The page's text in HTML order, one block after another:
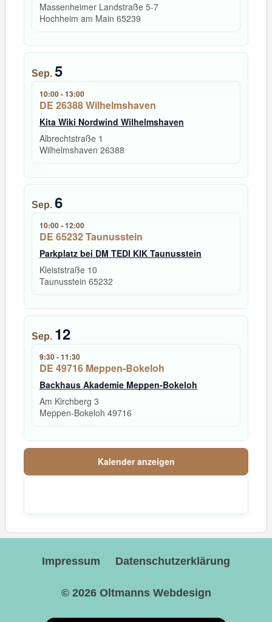
Massenheimer Landstraße 5-7
Hochheim am Main 65239
Sep. 5
10:00-13:00
DE 26388 Wilhelmshaven
Kita Wiki Nordwind Wilhelmshaven
Albrechtstraße 1
Wilhelmshaven 26388
Sep. 6
10:00-12:00
DE 65232 Taunusstein
Parkplatz bei DM TEDI KIK Taunusstein
Kleiststraße 10
Taunusstein 65232
Sep. 12
9:30-11:30
DE 49716 Meppen-Bokeloh
Backhaus Akademie Meppen-Bokeloh
Am Kirchberg 3
Meppen-Bokeloh 49716
Kalender anzeigen
Impressum Datenschutzerklärung
© 2026 Oltmanns Webdesign